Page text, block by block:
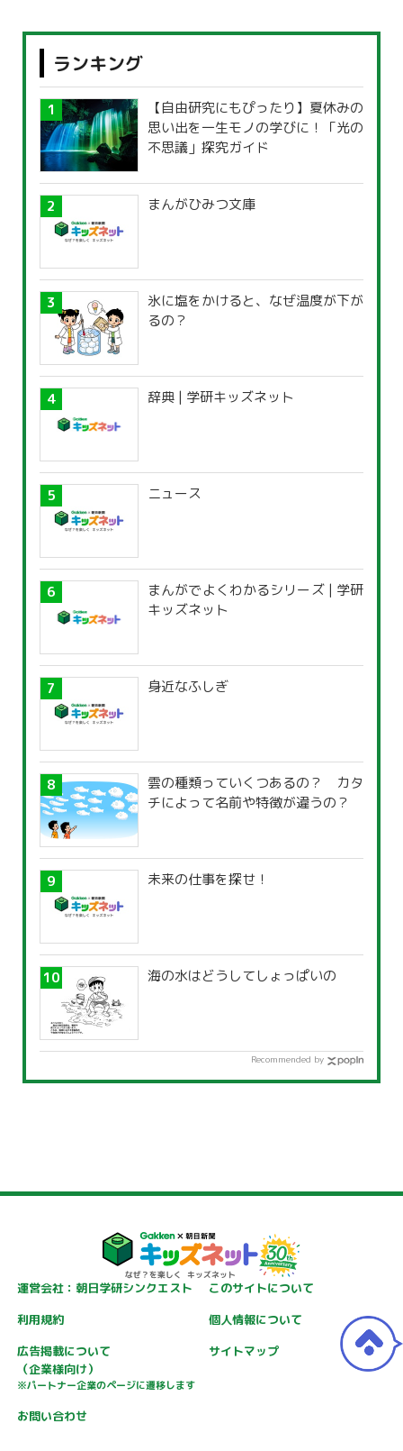
ランキング
【自由研究にもぴったり】夏休みの
思い出を一生モノの学びに！「光の
不思議」探究ガイド
まんがひみつ文庫
氷に塩をかけると、なぜ温度が下が
るの？
辞典 | 学研キッズネット
ニュース
まんがでよくわかるシリーズ | 学研
キッズネット
身近なふしぎ
雲の種類っていくつあるの？ カタ
チによって名前や特徴が違うの？
未来の仕事を探せ！
海の水はどうしてしょっぱいの
Recommended by
運営会社：朝日学研シンクエスト
このサイトについて
利用規約
個人情報について
広告掲載について
（企業様向け）
※パートナー企業のページに遷移します
サイトマップ
お問い合わせ